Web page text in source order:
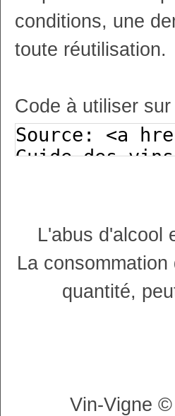
conditions, une
toute réutilisation.
Code à utiliser
L'abus d'alcool
La
quantité,
Vin-Vigne ©